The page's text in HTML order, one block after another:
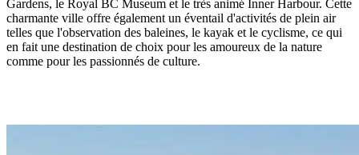
Gardens, le Royal BC Museum et le très animé Inner Harbour. Cette
charmante ville offre également un éventail d'activités de plein air
telles que l'observation des baleines, le kayak et le cyclisme, ce qui
en fait une destination de choix pour les amoureux de la nature
comme pour les passionnés de culture.